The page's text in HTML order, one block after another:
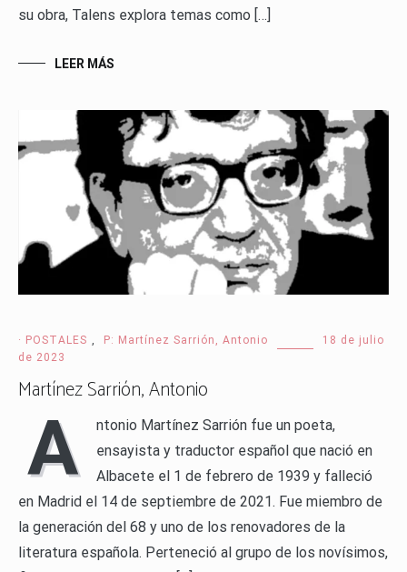
su obra, Talens explora temas como […]
LEER MÁS
· POSTALES , P: Martínez Sarrión, Antonio
18 de julio
de 2023
Martínez Sarrión, Antonio
A
ntonio Martínez Sarrión fue un poeta,
ensayista y traductor español que nació en
Albacete el 1 de febrero de 1939 y falleció
en Madrid el 14 de septiembre de 2021. Fue miembro de
la generación del 68 y uno de los renovadores de la
literatura española. Perteneció al grupo de los novísimos,